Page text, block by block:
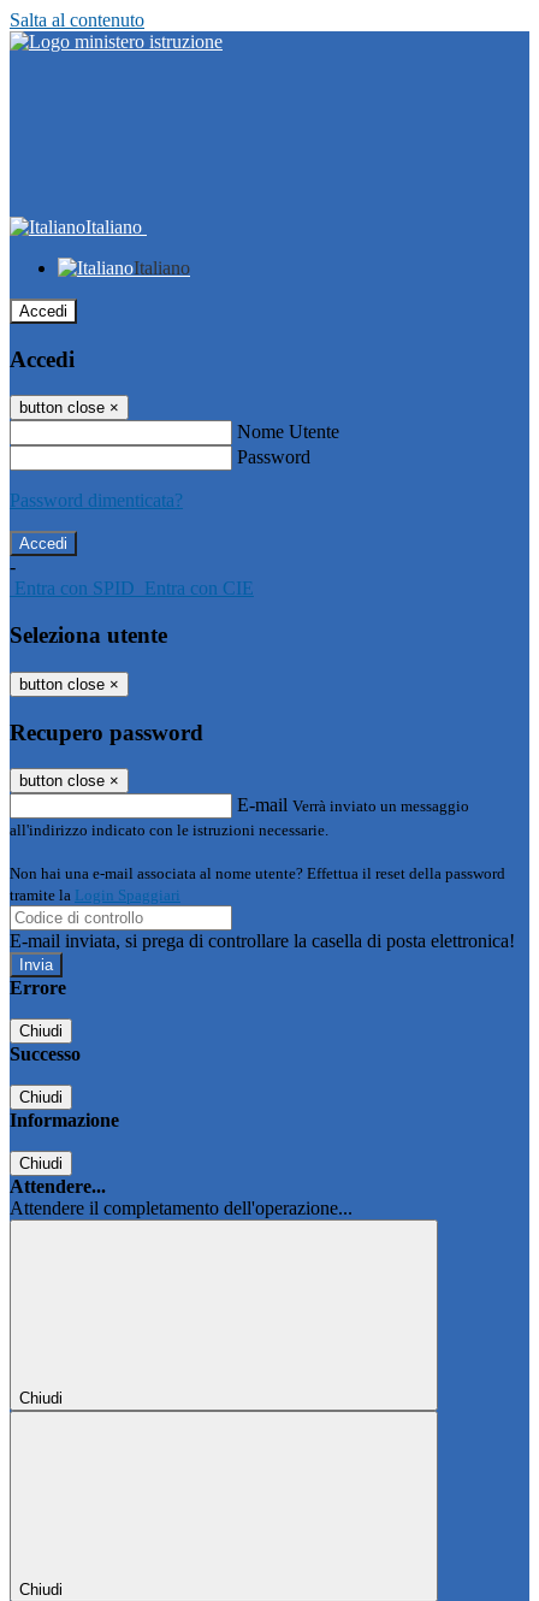
Salta al contenuto
Italiano
Italiano
Accedi
Accedi
button close ×
Nome Utente
Password
Password dimenticata?
-
Entra con SPID Entra con CIE
Seleziona utente
button close ×
Recupero password
button close ×
E-mail Verrà inviato un messaggio
all'indirizzo indicato con le istruzioni necessarie.
Non hai una e-mail associata al nome utente? Effettua il reset della password
tramite la Login Spaggiari
E-mail inviata, si prega di controllare la casella di posta elettronica!
Errore
Chiudi
Successo
Chiudi
Informazione
Chiudi
Attendere...
Attendere il completamento dell'operazione...
Chiudi
Chiudi